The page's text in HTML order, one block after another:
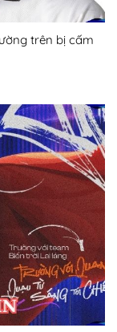
trên bị cấm